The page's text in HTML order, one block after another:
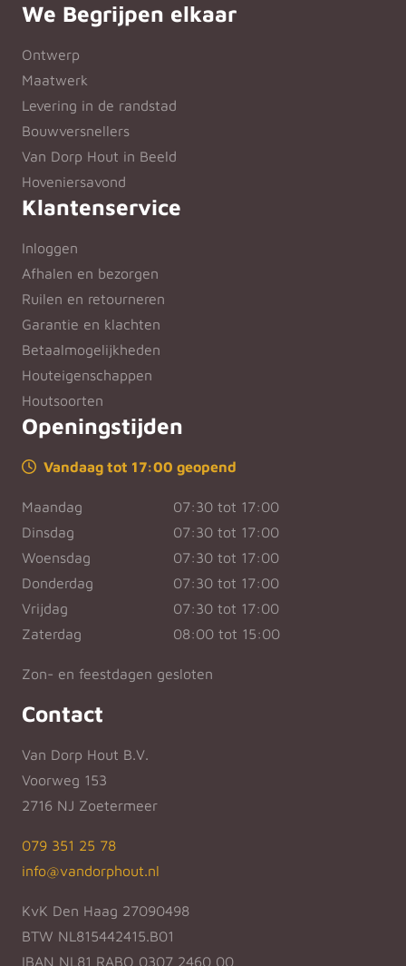
We Begrijpen elkaar
Ontwerp
Maatwerk
Levering in de randstad
Bouwversnellers
Van Dorp Hout in Beeld
Hoveniersavond
Klantenservice
Inloggen
Afhalen en bezorgen
Ruilen en retourneren
Garantie en klachten
Betaalmogelijkheden
Houteigenschappen
Houtsoorten
Openingstijden
Vandaag tot 17:00 geopend
Maandag
07:30 tot 17:00
Dinsdag
07:30 tot 17:00
Woensdag
07:30 tot 17:00
Donderdag
07:30 tot 17:00
Vrijdag
07:30 tot 17:00
Zaterdag
08:00 tot 15:00
Zon- en feestdagen gesloten
Contact
Van Dorp Hout B.V.
Voorweg 153
2716 NJ Zoetermeer
079 351 25 78
info@vandorphout.nl
KvK Den Haag 27090498
BTW NL815442415.B01
IBAN NL81 RABO 0307 2460 00